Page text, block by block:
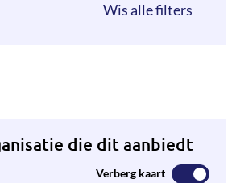
die dit aanbiedt
Verberg kaart